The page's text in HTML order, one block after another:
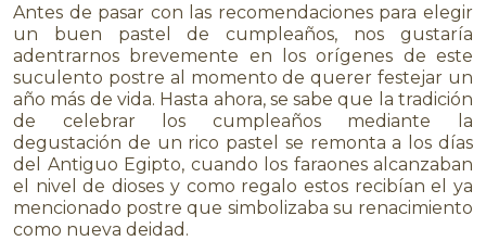
Antes de pasar con las recomendaciones para elegir
un buen pastel de cumpleaños, nos gustaría
adentrarnos brevemente en los orígenes de este
suculento postre al momento de querer festejar un
año más de vida. Hasta ahora, se sabe que la tradición
de celebrar los cumpleaños mediante la
degustación de un rico pastel se remonta a los días
del Antiguo Egipto, cuando los faraones alcanzaban
el nivel de dioses y como regalo estos recibían el ya
mencionado postre que simbolizaba su renacimiento
como nueva deidad.